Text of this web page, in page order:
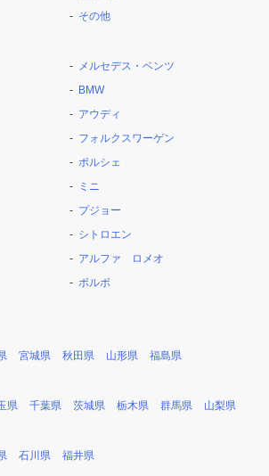
その他
メルセデス・ベンツ
BMW
アウディ
フォルクスワーゲン
ポルシェ
ミニ
プジョー
シトロエン
アルファ ロメオ
ボルボ
宮城県 秋田県 山形県 福島県
県 千葉県 茨城県 栃木県 群馬県 山梨県
石川県 福井県